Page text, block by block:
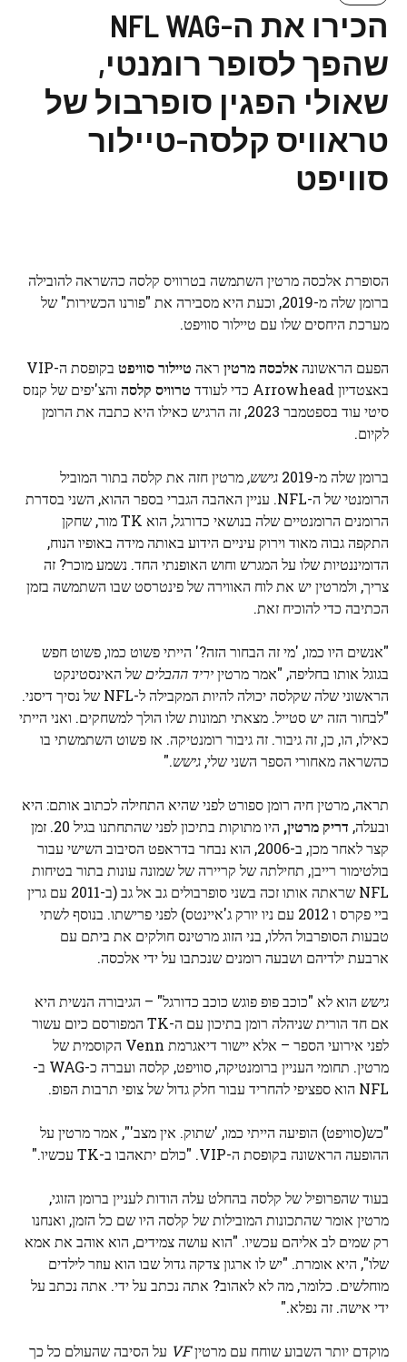
הכירו את ה-NFL WAG
שהפך לסופר רומנטי,
שאולי הפגין סופרבול של
טראוויס קלסה-טיילור
סוויפט
הסופרת אלכסה מרטין השתמשה בטרוויס קלסה כהשראה להובילה
ברומן שלה מ-2019, וכעת היא מסבירה את "פורנו הכשירות" של
מערכת היחסים שלו עם טיילור סוויפט.
הפעם הראשונהאלכסה מרטין ראה טיילור סוויפט
בקופסת ה-VIP
באצטדיון Arrowhead כדי לעודד
טרוויס קלסה והצ'יפים של קנזס
סיטי עוד בספטמבר 2023, זה הרגיש כאילו היא כתבה את הרומן
לקיום.
ברומן שלה מ-2019 גישש, מרטין חזה את קלסה בתור המוביל
הרומנטי של ה-NFL. עניין האהבה הגברי בספר ההוא, השני בסדרת
הרומנים הרומנטיים שלה בנושאי כדורגל, הוא TK מור, שחקן
התקפה גבוה מאוד וירוק עיניים הידוע באותה מידה באופיו הנוח,
הדומיננטיות שלו על המגרש וחוש האופנתי החד. נשמע מוכר? זה
צריך, ולמרטין יש את לוח האווירה של פינטרסט שבו השתמשה בזמן
הכתיבה כדי להוכיח זאת.
"אנשים היו כמו, 'מי זה הבחור הזה?' הייתי פשוט כמו, פשוט חפש
בגוגל אותו בחליפה, "אמר מרטיןיריד ההבליםשל האינסטינקט
הראשוני שלה שקלסה יכולה להיות המקבילה ל-NFL של נסיך דיסני.
"לבחור הזה יש סטייל. מצאתי תמונות שלו הולך למשחקים. ואני הייתי
כאילו, הו, כן, זה גיבור. זה גיבור רומנטיקה. אז פשוט השתמשתי בו
כהשראה מאחורי הספר השני שלי, גישש."
תראה, מרטין חיה רומן ספורט לפני שהיא התחילה לכתוב אותם: היא
ובעלה, דריק מרטין,
היו מתוקות בתיכון לפני שהתחתנו בגיל 20. זמן
קצר לאחר מכן, ב-2006, הוא נבחר בדראפט הסיבוב השישי עבור
בולטימור רייבן, תחילתה של קריירה של שמונה עונות בתור בטיחות
NFL שראתה אותו זכה בשני סופרבולים גב אל גב (ב-2011 עם גרין
ביי פקרס ו 2012 עם ניו יורק ג'איינטס) לפני פרישתו. בנוסף לשתי
טבעות הסופרבול הללו, בני הזוג מרטינס חולקים את ביתם עם
ארבעת ילדיהם ושבעה רומנים שנכתבו על ידי אלכסה.
גישש הוא לא "כוכב פופ פוגש כוכב כדורגל" – הגיבורה הנשית היא
אם חד הורית שניהלה רומן בתיכון עם ה-TK המפורסם כיום עשור
לפני אירועי הספר – אלא יישור דיאגרמת Venn הקוסמית של
מרטין. תחומי העניין ברומנטיקה, סוויפט, קלסה ועברה כ-WAG ב-
NFL הוא ספציפי להחריד עבור חלק גדול של צופי תרבות הפופ.
"כש(סוויפט) הופיעה הייתי כמו, 'שתוק. אין מצב'", אמר מרטין על
ההופעה הראשונה בקופסת ה-VIP. "כולם יתאהבו ב-TK עכשיו."
בעוד שהפרופיל של קלסה בהחלט עלה הודות לעניין ברומן הזוגי,
מרטין אומר שהתכונות המובילות של קלסה היו שם כל הזמן, ואנחנו
רק שמים לב אליהם עכשיו. "הוא עושה צמידים, הוא אוהב את אמא
שלו", היא אומרת. "יש לו ארגון צדקה גדול שבו הוא עוזר לילדים
מוחלשים. כלומר, מה לא לאהוב? אתה נכתב על ידי. אתה נכתב על
ידי אישה. זה נפלא."
מוקדם יותר השבוע שוחח עם מרטיןVF על הסיבה שהעולם כל כך